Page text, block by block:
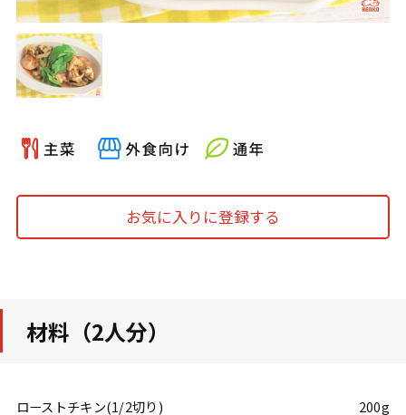
お気に入りに登録する
材料（2人分）
ローストチキン(1/2切り) 200g